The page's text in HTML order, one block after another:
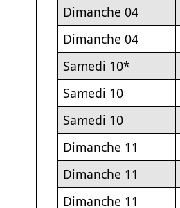
Dimanche 04
Dimanche 04
Samedi 10*
Samedi 10
Samedi 10
Dimanche 11
Dimanche 11
Dimanche 11